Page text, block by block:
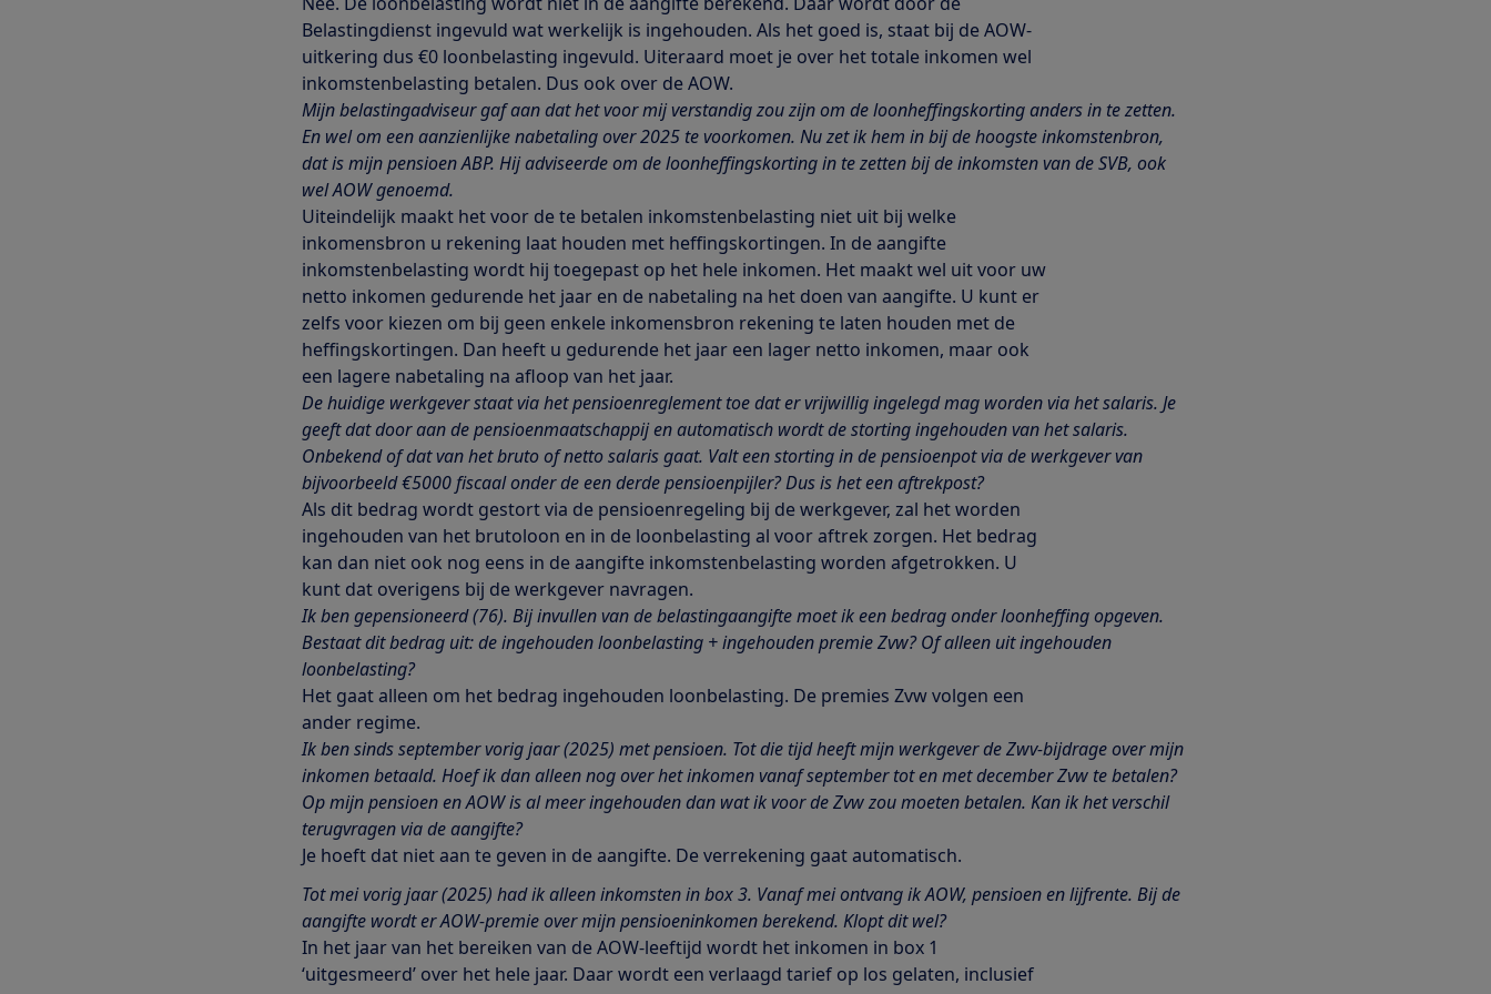
Belastingdienst ingevuld wat werkelijk is ingehouden. Als het goed is, staat bij de AOW-
uitkering dus €0 loonbelasting ingevuld. Uiteraard moet je over het totale inkomen wel
inkomstenbelasting betalen. Dus ook over de AOW.
Mijn belastingadviseur gaf aan dat het voor mij verstandig zou zijn om de loonheffingskorting anders in te zetten.
En wel om een aanzienlijke nabetaling over 2025 te voorkomen. Nu zet ik hem in bij de hoogste inkomstenbron,
dat is mijn pensioen ABP. Hij adviseerde om de loonheffingskorting in te zetten bij de inkomsten van de SVB, ook
wel AOW genoemd.
Uiteindelijk maakt het voor de te betalen inkomstenbelasting niet uit bij welke
inkomensbron u rekening laat houden met heffingskortingen. In de aangifte
inkomstenbelasting wordt hij toegepast op het hele inkomen. Het maakt wel uit voor uw
netto inkomen gedurende het jaar en de nabetaling na het doen van aangifte. U kunt er
zelfs voor kiezen om bij geen enkele inkomensbron rekening te laten houden met de
heffingskortingen. Dan heeft u gedurende het jaar een lager netto inkomen, maar ook
een lagere nabetaling na afloop van het jaar.
De huidige werkgever staat via het pensioenreglement toe dat er vrijwillig ingelegd mag worden via het salaris. Je
geeft dat door aan de pensioenmaatschappij en automatisch wordt de storting ingehouden van het salaris.
Onbekend of dat van het bruto of netto salaris gaat. Valt een storting in de pensioenpot via de werkgever van
bijvoorbeeld €5000 fiscaal onder de een derde pensioenpijler? Dus is het een aftrekpost?
Als dit bedrag wordt gestort via de pensioenregeling bij de werkgever, zal het worden
ingehouden van het brutoloon en in de loonbelasting al voor aftrek zorgen. Het bedrag
kan dan niet ook nog eens in de aangifte inkomstenbelasting worden afgetrokken. U
kunt dat overigens bij de werkgever navragen.
Ik ben gepensioneerd (76). Bij invullen van de belastingaangifte moet ik een bedrag onder loonheffing opgeven.
Bestaat dit bedrag uit: de ingehouden loonbelasting + ingehouden premie Zvw? Of alleen uit ingehouden
loonbelasting?
Het gaat alleen om het bedrag ingehouden loonbelasting. De premies Zvw volgen een
ander regime.
Ik ben sinds september vorig jaar (2025) met pensioen. Tot die tijd heeft mijn werkgever de Zwv-bijdrage over mijn
inkomen betaald. Hoef ik dan alleen nog over het inkomen vanaf september tot en met december Zvw te betalen?
Op mijn pensioen en AOW is al meer ingehouden dan wat ik voor de Zvw zou moeten betalen. Kan ik het verschil
terugvragen via de aangifte?
Je hoeft dat niet aan te geven in de aangifte. De verrekening gaat automatisch.
Tot mei vorig jaar (2025) had ik alleen inkomsten in box 3. Vanaf mei ontvang ik AOW, pensioen en lijfrente. Bij de
aangifte wordt er AOW-premie over mijn pensioeninkomen berekend. Klopt dit wel?
In het jaar van het bereiken van de AOW-leeftijd wordt het inkomen in box 1
‘uitgesmeerd’ over het hele jaar. Daar wordt een verlaagd tarief op los gelaten, inclusief